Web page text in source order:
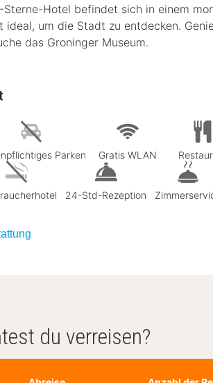
Hotel befindet sich in einem
ideal, um die Stadt zu entdecken.
das Groninger Museum.
Parken Gratis WLAN
24-Std-Rezeption
du verreisen?